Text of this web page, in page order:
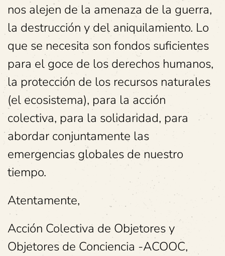
nos alejen de la amenaza de la guerra,
la destrucción y del aniquilamiento. Lo
que se necesita son fondos suficientes
para el goce de los derechos humanos,
la protección de los recursos naturales
(el ecosistema), para la acción
colectiva, para la solidaridad, para
abordar conjuntamente las
emergencias globales de nuestro
tiempo.
Atentamente,
Acción Colectiva de Objetores y
Objetores de Conciencia -ACOOC,